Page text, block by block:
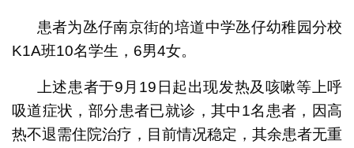
患者为氹仔南京街的培道中学氹仔幼稚园分校
K1A班10名学生，6男4女。
上述患者于9月19日起出现发热及咳嗽等上呼
吸道症状，部分患者已就诊，其中1名患者，因高
热不退需住院治疗，目前情况稳定，其余患者无重